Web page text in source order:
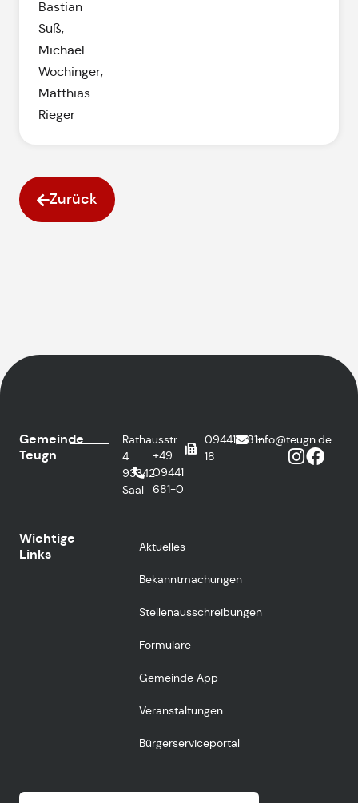
Bastian
Suß,
Michael
Wochinger,
Matthias
Rieger
Zurück
Gemeinde
Teugn
Rathausstr.
4
93342
Saal
+49
09441
681-0
09441/681-
18
info@teugn.de
Wichtige
Links
Aktuelles
Bekanntmachungen
Stellenausschreibungen
Formulare
Gemeinde App
Veranstaltungen
Bürgerserviceportal